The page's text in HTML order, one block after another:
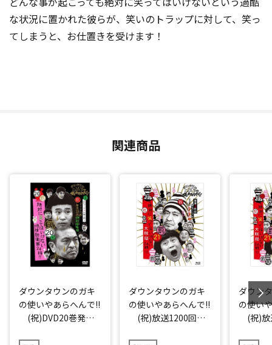
な状況に置かれた彼らが、笑いのトラップに対して、笑っ
てしまうと、お仕置きを受けます！
関連商品
ダウンタウンのガキ
の使いやあらへんで!!
(祝)DVD20巻発売
ダウンタウンのガキ
の使いやあらへんで!!
(祝)放送1200回突
ダウン
の使い
(祝)放